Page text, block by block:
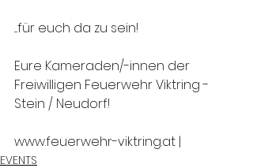
....für euch da zu sein!
Eure Kameraden/-innen der
Freiwilligen Feuerwehr Viktring -
Stein / Neudorf!
www.feuerwehr-viktring.at |
EVENTS